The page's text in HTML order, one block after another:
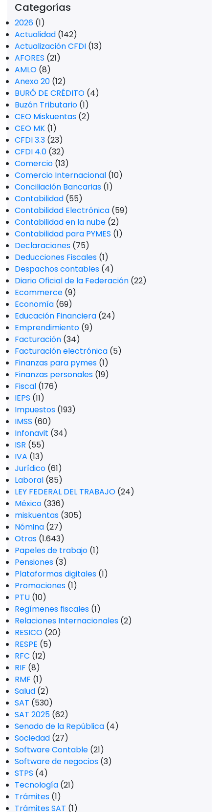
Categorías
2026 (1)
Actualidad (142)
Actualización CFDI (13)
AFORES (21)
AMLO (8)
Anexo 20 (12)
BURÓ DE CRÉDITO (4)
Buzón Tributario (1)
CEO Miskuentas (2)
CEO MK (1)
CFDI 3.3 (23)
CFDI 4.0 (32)
Comercio (13)
Comercio Internacional (10)
Conciliación Bancarias (1)
Contabilidad (55)
Contabilidad Electrónica (59)
Contabilidad en la nube (2)
Contabilidad para PYMES (1)
Declaraciones (75)
Deducciones Fiscales (1)
Despachos contables (4)
Diario Oficial de la Federación (22)
Ecommerce (9)
Economía (69)
Educación Financiera (24)
Emprendimiento (9)
Facturación (34)
Facturación electrónica (5)
Finanzas para pymes (1)
Finanzas personales (19)
Fiscal (176)
IEPS (11)
Impuestos (193)
IMSS (60)
Infonavit (34)
ISR (55)
IVA (13)
Jurídico (61)
Laboral (85)
LEY FEDERAL DEL TRABAJO (24)
México (336)
miskuentas (305)
Nómina (27)
Otras (1.643)
Papeles de trabajo (1)
Pensiones (3)
Plataformas digitales (1)
Promociones (1)
PTU (10)
Regímenes fiscales (1)
Relaciones Internacionales (2)
RESICO (20)
RESPE (5)
RFC (12)
RIF (8)
RMF (1)
Salud (2)
SAT (530)
SAT 2025 (62)
Senado de la República (4)
Sociedad (27)
Software Contable (21)
Software de negocios (3)
STPS (4)
Tecnología (21)
Trámites (1)
Trámites SAT (1)